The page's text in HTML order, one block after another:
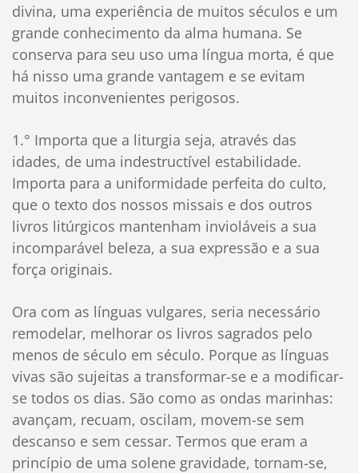
divina, uma experiência de muitos séculos e um
grande conhecimento da alma humana. Se
conserva para seu uso uma língua morta, é que
há nisso uma grande vantagem e se evitam
muitos inconvenientes perigosos.
1.° Importa que a liturgia seja, através das
idades, de uma indestructível estabilidade.
Importa para a uniformidade perfeita do culto,
que o texto dos nossos missais e dos outros
livros litúrgicos mantenham invioláveis a sua
incomparável beleza, a sua expressão e a sua
força originais.
Ora com as línguas vulgares, seria necessário
remodelar, melhorar os livros sagrados pelo
menos de século em século. Porque as línguas
vivas são sujeitas a transformar-se e a modificar-
se todos os dias. São como as ondas marinhas:
avançam, recuam, oscilam, movem-se sem
descanso e sem cessar. Termos que eram a
princípio de uma solene gravidade, tornam-se,